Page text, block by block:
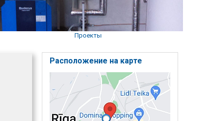
Проекты
Расположение на карте